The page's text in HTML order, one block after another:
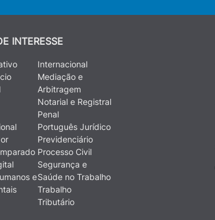
INTERESSE
e
Internacional
Mediação e
Arbitragem
Notarial e Registral
Penal
Português Jurídico
Previdenciário
Processo Civil
Segurança e
Saúde no Trabalho
Trabalho
Tributário